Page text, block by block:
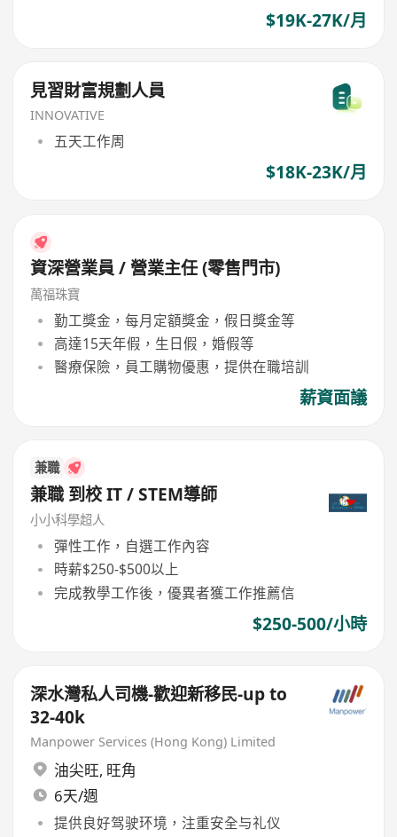
$19K-27K/月
見習財富規劃人員
INNOVATIVE
五天工作周
$18K-23K/月
資深營業員 / 營業主任 (零售門市)
萬福珠寶
勤工獎金，每月定額獎金，假日獎金等
高達15天年假，生日假，婚假等
醫療保險，員工購物優惠，提供在職培訓
薪資面議
兼職
兼職 到校 IT / STEM導師
小小科學超人
彈性工作，自選工作內容
時薪$250-$500以上
完成教學工作後，優異者獲工作推薦信
$250-500/小時
深水灣私人司機-歡迎新移民-up to
32-40k
Manpower Services (Hong Kong) Limited
油尖旺, 旺角
6天/週
提供良好驾驶环境，注重安全与礼仪